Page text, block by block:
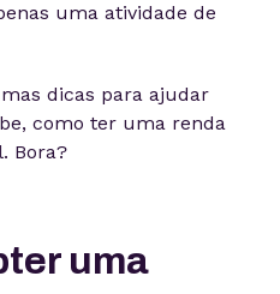
uma atividade de
dicas para ajudar
como ter uma renda
Bora?
uma